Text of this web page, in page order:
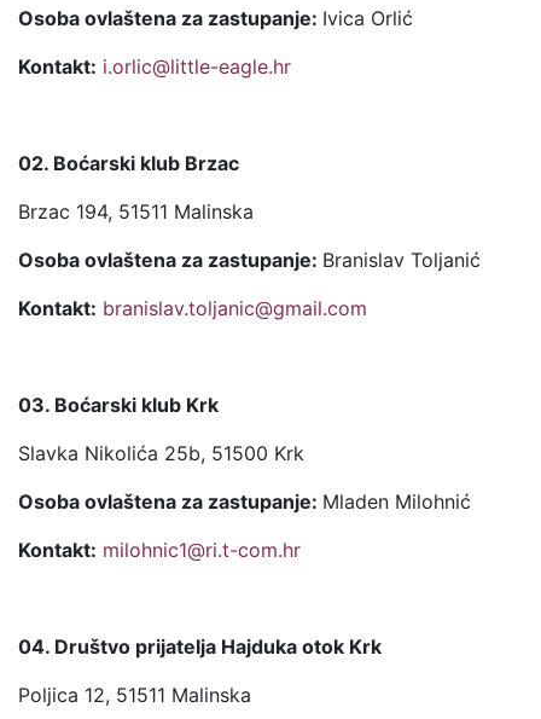
Osoba ovlaštena za zastupanje: Ivica Orlić
Kontakt: i.orlic@little-eagle.hr
02. Boćarski klub Brzac
Brzac 194, 51511 Malinska
Osoba ovlaštena za zastupanje: Branislav Toljanić
Kontakt: branislav.toljanic@gmail.com
03. Boćarski klub Krk
Slavka Nikolića 25b, 51500 Krk
Osoba ovlaštena za zastupanje: Mladen Milohnić
Kontakt: milohnic1@ri.t-com.hr
04. Društvo prijatelja Hajduka otok Krk
Poljica 12, 51511 Malinska